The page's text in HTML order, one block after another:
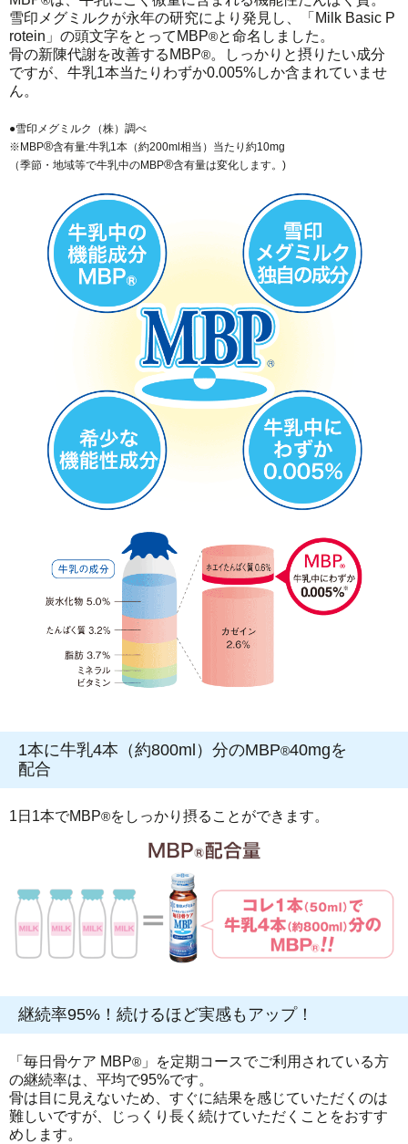
雪印メグミルクが永年の研究により発見し、「Milk Basic P
rotein」の頭文字をとってMBP®と命名しました。
骨の新陳代謝を改善するMBP®。しっかりと摂りたい成分
ですが、牛乳1本当たりわずか0.005%しか含まれていませ
ん。
●雪印メグミルク（株）調べ
※MBP®含有量:牛乳1本（約200ml相当）当たり約10mg
（季節・地域等で牛乳中のMBP®含有量は変化します。)
1本に牛乳4本（約800ml）分のMBP®40mgを
配合
1日1本でMBP®をしっかり摂ることができます。
継続率95%！続けるほど実感もアップ！
「毎日骨ケア MBP® 」を定期コースでご利用されている方
の継続率は、平均で95%です。
骨は目に見えないため、すぐに結果を感じていただくのは
難しいですが、じっくり長く続けていただくことをおすす
めします。